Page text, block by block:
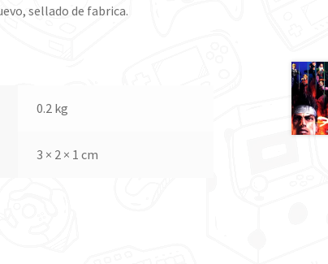
sellado de fabrica.
0.2 kg
3 × 2 × 1 cm